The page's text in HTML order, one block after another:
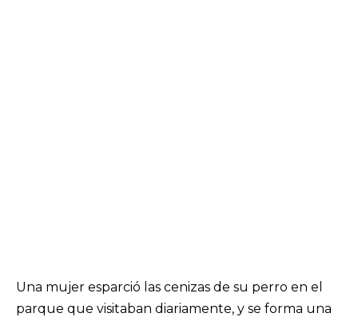
Una mujer esparció las cenizas de su perro en el
parque que visitaban diariamente, y se forma una